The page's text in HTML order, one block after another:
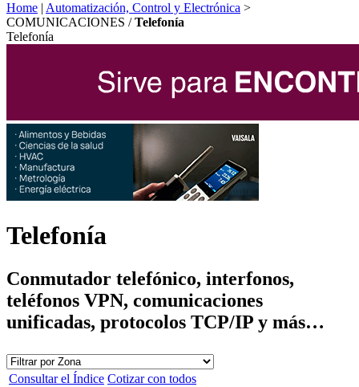
Home | Automatización, Control y Electrónica >
COMUNICACIONES /Telefonía
Telefonía
Telefonía
Conmutador telefónico, interfonos,
teléfonos VPN, comunicaciones
unificadas, protocolos TCP/IP y más…
Consultar el Índice Cotizar con todos